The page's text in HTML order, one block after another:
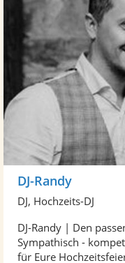
DJ-Randy
DJ, Hochzeits-DJ
DJ-Randy | Den
Sympathisch -
für Eure